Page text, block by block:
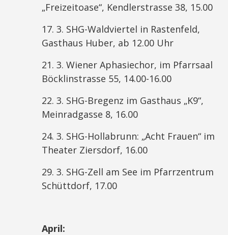
„Freizeitoase“, Kendlerstrasse 38, 15.00
17. 3. SHG-Waldviertel in Rastenfeld,
Gasthaus Huber, ab 12.00 Uhr
21. 3. Wiener Aphasiechor, im Pfarrsaal
Böcklinstrasse 55, 14.00-16.00
22. 3. SHG-Bregenz im Gasthaus „K9“,
Meinradgasse 8, 16.00
24. 3. SHG-Hollabrunn: „Acht Frauen“ im
Theater Ziersdorf, 16.00
29. 3. SHG-Zell am See im Pfarrzentrum
Schüttdorf, 17.00
April: